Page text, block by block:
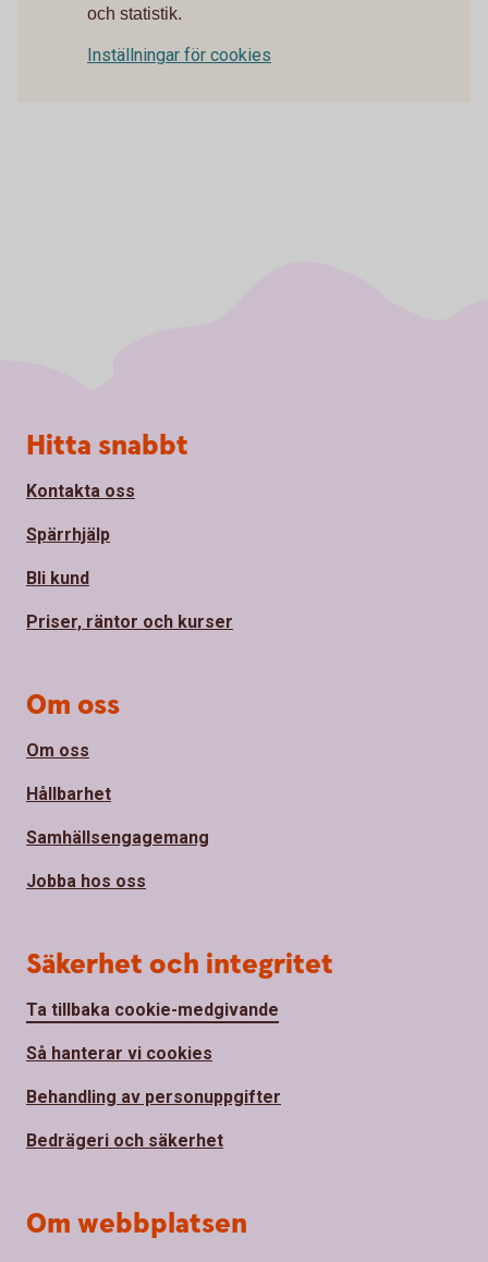
och statistik.
Inställningar för cookies
Sidfot
Hitta snabbt
Kontakta oss
Spärrhjälp
Bli kund
Priser, räntor och kurser
Om oss
Om oss
Hållbarhet
Samhällsengagemang
Jobba hos oss
Säkerhet och integritet
Ta tillbaka cookie-medgivande
Så hanterar vi cookies
Behandling av personuppgifter
Bedrägeri och säkerhet
Om webbplatsen